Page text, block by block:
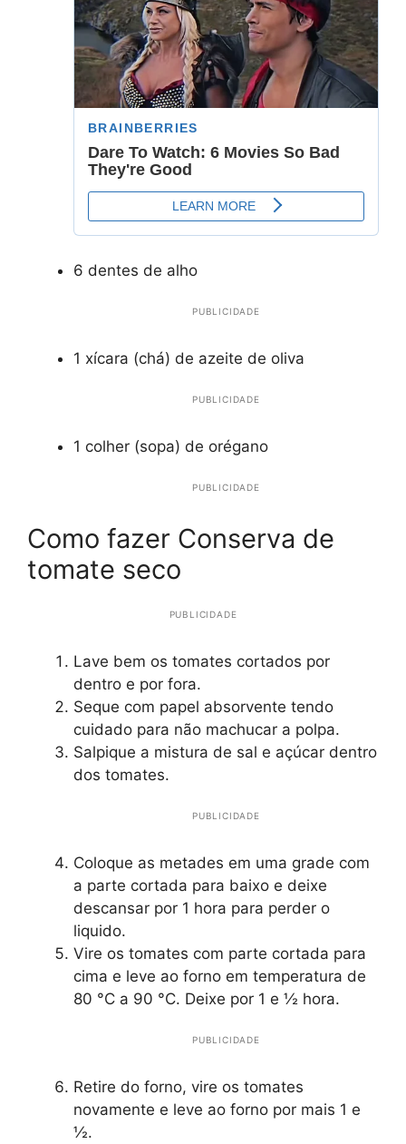
6 dentes de alho
PUBLICIDADE
1 xícara (chá) de azeite de oliva
PUBLICIDADE
1 colher (sopa) de orégano
PUBLICIDADE
Como fazer Conserva de
tomate seco
PUBLICIDADE
Lave bem os tomates cortados por
dentro e por fora.
Seque com papel absorvente tendo
cuidado para não machucar a polpa.
Salpique a mistura de sal e açúcar dentro
dos tomates.
PUBLICIDADE
Coloque as metades em uma grade com
a parte cortada para baixo e deixe
descansar por 1 hora para perder o
liquido.
Vire os tomates com parte cortada para
cima e leve ao forno em temperatura de
80 °C a 90 °C. Deixe por 1 e ½ hora.
PUBLICIDADE
Retire do forno, vire os tomates
novamente e leve ao forno por mais 1 e
½.